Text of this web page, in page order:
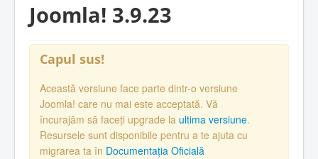
Joomla! 3.9.23
Capul sus!
Această versiune face parte dintr-o versiune
Joomla! care nu mai este acceptată. Vă
încurajăm să faceți upgrade la ultima versiune.
Resursele sunt disponibile pentru a te ajuta cu
migrarea ta în Documentația Oficială